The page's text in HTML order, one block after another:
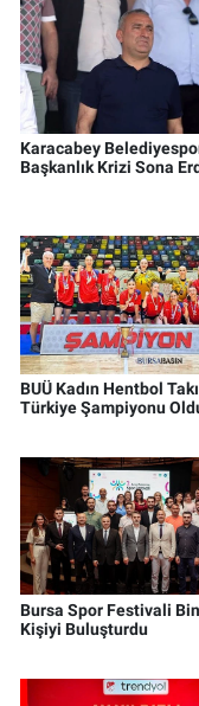
Karacabey
Başkanlık Krizi Sona
BUÜ Kadın Hentbol
Türkiye Şampiyonu
Bursa Spor Festivali
Kişiyi Buluşturdu